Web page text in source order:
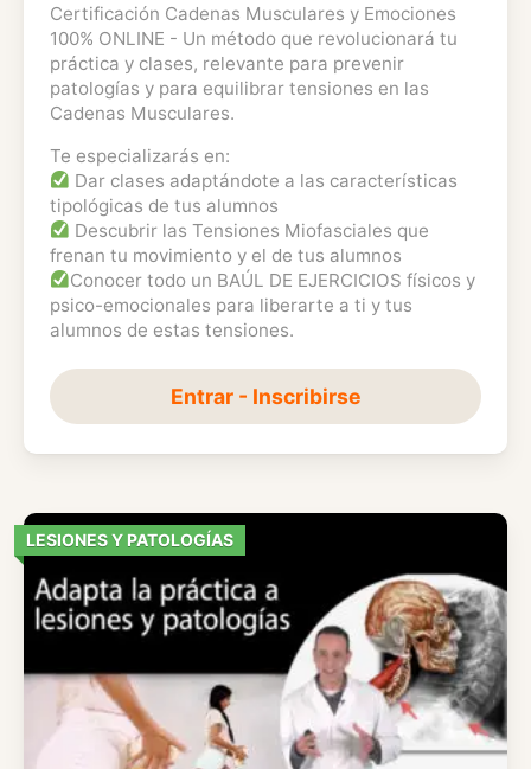
Certificación Cadenas Musculares y Emociones
100% ONLINE - Un método que revolucionará tu
práctica y clases, relevante para prevenir
patologías y para equilibrar tensiones en las
Cadenas Musculares.
Te especializarás en:
Dar clases adaptándote a las características
tipológicas de tus alumnos
Descubrir las Tensiones Miofasciales que
frenan tu movimiento y el de tus alumnos
Conocer todo un BAÚL DE EJERCICIOS físicos y
psico-emocionales para liberarte a ti y tus
alumnos de estas tensiones.
Entrar - Inscribirse
LESIONES Y PATOLOGÍAS